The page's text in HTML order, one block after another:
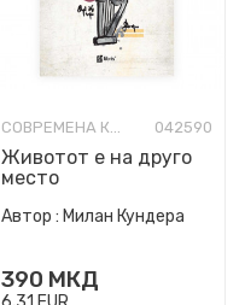
СОВРЕМЕНА КНИЖЕВНОСТ 042590
Животот е на друго
место
Автор : Милан Кундера
390 МКД